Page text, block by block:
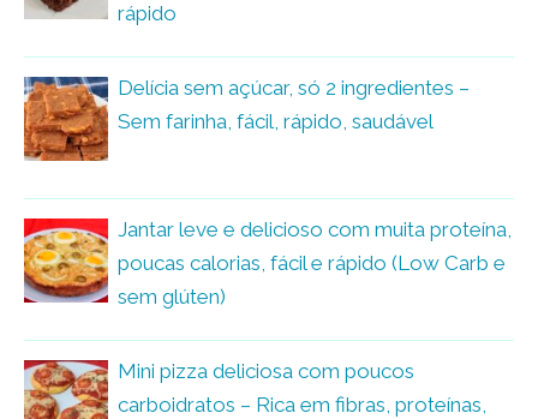
rápido
Delícia sem açúcar, só 2 ingredientes –
Sem farinha, fácil, rápido, saudável
Jantar leve e delicioso com muita proteína,
poucas calorias, fácil e rápido (Low Carb e
sem glúten)
Mini pizza deliciosa com poucos
carboidratos – Rica em fibras, proteínas,